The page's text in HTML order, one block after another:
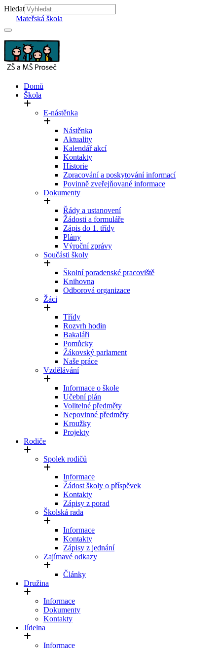
Hledat
Mateřská škola
Domů
Škola
E-nástěnka
Nástěnka
Aktuality
Kalendář akcí
Kontakty
Historie
Zpracování a poskytování informací
Povinně zveřejňované informace
Dokumenty
Řády a ustanovení
Žádosti a formuláře
Zápis do 1. třídy
Plány
Výroční zprávy
Součásti školy
Školní poradenské pracoviště
Knihovna
Odborová organizace
Žáci
Třídy
Rozvrh hodin
Bakaláři
Pomůcky
Žákovský parlament
Naše práce
Vzdělávání
Informace o škole
Učební plán
Volitelné předměty
Nepovinné předměty
Kroužky
Projekty
Rodiče
Spolek rodičů
Informace
Žádost školy o příspěvek
Kontakty
Zápisy z porad
Školská rada
Informace
Kontakty
Zápisy z jednání
Zajímavé odkazy
Články
Družina
Informace
Dokumenty
Kontakty
Jídelna
Informace